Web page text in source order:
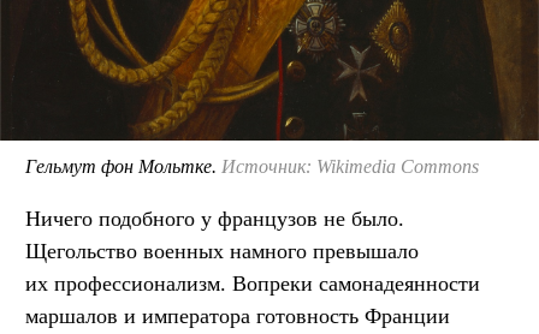
Гельмут фон Мольтке. Источник: Wikimedia Commons
Ничего подобного у французов не было.
Щегольство военных намного превышало
их профессионализм. Вопреки самонадеянности
маршалов и императора готовность Франции